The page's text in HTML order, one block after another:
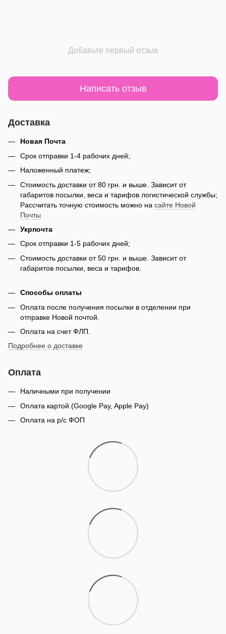
Добавьте первый отзыв
Написать отзыв
Доставка
Новая Почта
Срок отправки 1-4 рабочих дней;
Наложенный платеж;
Стоимость доставки от 80 грн. и выше. Зависит от
габаритов посылки, веса и тарифов логистической службы;
Рассчитать точную стоимость можно на сайте Новой
Почты
Укрпочта
Срок отправки 1-5 рабочих дней;
Стоимость доставки от 50 грн. и выше. Зависит от
габаритов посылки, веса и тарифов.
Способы оплаты
Оплата после получения посылки в отделении при
отправке Новой почтой.
Оплата на счет ФЛП.
Подробнее о доставке
Оплата
Наличными при получении
Оплата картой (Google Pay, Apple Pay)
Оплата на р/с ФОП